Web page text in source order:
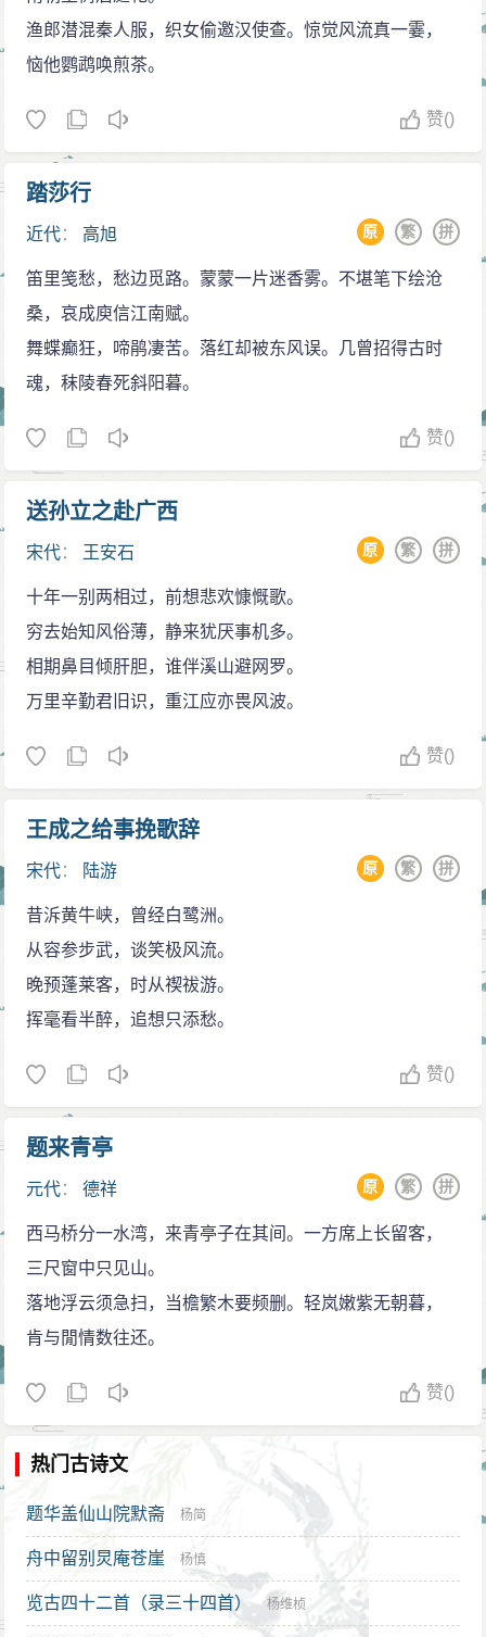
渔郎潜混秦人服，织女偷邀汉使查。惊觉风流真一霎，
恼他鹦鹉唤煎茶。
赞()
踏莎行
近代： 高旭 拼
繁
原
笛里笺愁，愁边觅路。蒙蒙一片迷香雾。不堪笔下绘沧
桑，哀成庾信江南赋。
舞蝶癫狂，啼鹃凄苦。落红却被东风误。几曾招得古时
魂，秣陵春死斜阳暮。
赞()
送孙立之赴广西
宋代： 王安石 拼
繁
原
十年一别两相过，前想悲欢慷慨歌。
穷去始知风俗薄，静来犹厌事机多。
相期鼻目倾肝胆，谁伴溪山避网罗。
万里辛勤君旧识，重江应亦畏风波。
赞()
王成之给事挽歌辞
宋代： 陆游 拼
繁
原
昔泝黄牛峡，曾经白鹭洲。
从容参步武，谈笑极风流。
晚预蓬莱客，时从禊祓游。
挥毫看半醉，追想只添愁。
赞()
题来青亭
元代：德祥 拼
繁
原
西马桥分一水湾，来青亭子在其间。一方席上长留客，
三尺窗中只见山。
落地浮云须急扫，当檐繁木要频删。轻岚嫩紫无朝暮，
肯与閒情数往还。
赞()
热门古诗文
题华盖仙山院默斋 杨简
舟中留别炅庵苍崖 杨慎
览古四十二首（录三十四首） 杨维桢